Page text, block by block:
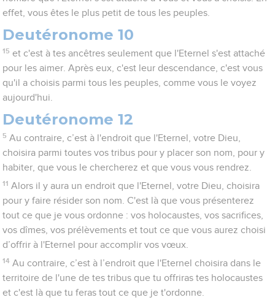
effet, vous êtes le plus petit de tous les peuples.
Deutéronome 10
15 et c'est à tes ancêtres seulement que l'Eternel s'est attaché
pour les aimer. Après eux, c'est leur descendance, c'est vous
qu'il a choisis parmi tous les peuples, comme vous le voyez
aujourd'hui.
Deutéronome 12
5 Au contraire, c’est à l'endroit que l'Eternel, votre Dieu,
choisira parmi toutes vos tribus pour y placer son nom, pour y
habiter, que vous le chercherez et que vous vous rendrez.
11 Alors il y aura un endroit que l'Eternel, votre Dieu, choisira
pour y faire résider son nom. C'est là que vous présenterez
tout ce que je vous ordonne : vos holocaustes, vos sacrifices,
vos dîmes, vos prélèvements et tout ce que vous aurez choisi
d’offrir à l'Eternel pour accomplir vos vœux.
14 Au contraire, c’est à l’endroit que l'Eternel choisira dans le
territoire de l'une de tes tribus que tu offriras tes holocaustes
et c'est là que tu feras tout ce que je t'ordonne.